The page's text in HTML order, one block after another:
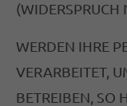
(WIDERSPRUCH
WERDEN IHRE
VERARBEITET,
BETREIBEN, SO